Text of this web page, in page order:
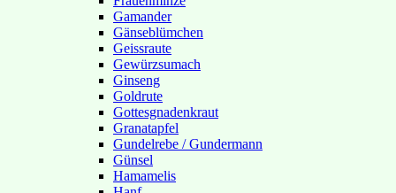
Gamander
Gänseblümchen
Geissraute
Gewürzsumach
Ginseng
Goldrute
Gottesgnadenkraut
Granatapfel
Gundelrebe / Gundermann
Günsel
Hamamelis